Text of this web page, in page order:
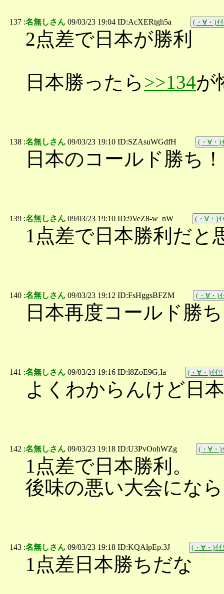
137 :名無しさん 09/03/23 19:04 ID:AcXERtgh5a (・∀・)ｲ
2点差で日本が勝利
日本勝ったら >>134が
138 :名無しさん 09/03/23 19:10 ID:SZAsuWGdfH (・∀・)
日本のコールド勝ち
139 :名無しさん 09/03/23 19:10 ID:9VeZ8-w_nW (・∀・)ｲ
1点差で日本勝利だと
140 :名無しさん 09/03/23 19:12 ID:FsHggsBFZM (・∀・)
日本再度コールド勝ち
141 :名無しさん 09/03/23 19:16 ID:l8ZoE9G,Ia (・∀・)ｲｲ!!
よくわからんけど日
142 :名無しさん 09/03/23 19:18 ID:U3PvOohWZg (・∀・)
1点差で日本勝利。
後味の悪い大会にな
143 :名無しさん 09/03/23 19:18 ID:KQAlpEp.3J (・∀・)ｲ
1点差日本勝ちだな